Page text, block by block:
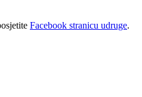
Facebook stranicu udruge.